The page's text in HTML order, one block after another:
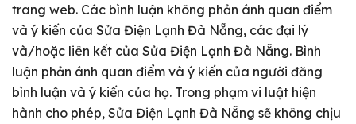
trang web. Các bình luận không phản ánh quan điểm
và ý kiến của Sửa Điện Lạnh Đà Nẵng, các đại lý
và/hoặc liên kết của Sửa Điện Lạnh Đà Nẵng. Bình
luận phản ánh quan điểm và ý kiến của người đăng
bình luận và ý kiến của họ. Trong phạm vi luật hiện
hành cho phép, Sửa Điện Lạnh Đà Nẵng sẽ không chịu